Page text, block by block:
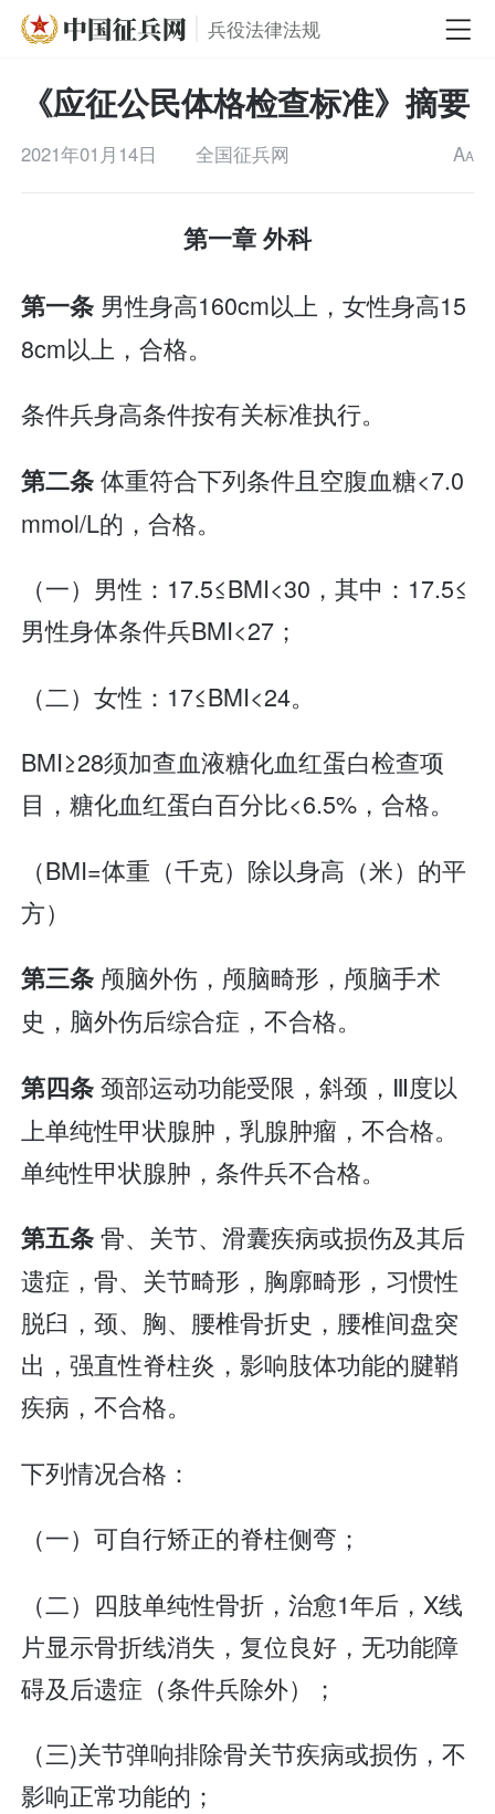
兵役法律法规
《应征公民体格检查标准》摘要
2021年01月14日 全国征兵网 AA
第一章 外科
第一条 男性身高160cm以上，女性身高15
8cm以上，合格。
条件兵身高条件按有关标准执行。
第二条体重符合下列条件且空腹血糖<7.0
mmol/L的，合格。
（一）男性：17.5≤BMI<30，其中：17.5≤
男性身体条件兵BMI<27；
（二）女性：17≤BMI<24。
BMI≥28须加查血液糖化血红蛋白检查项
目，糖化血红蛋白百分比<6.5%，合格。
（BMI=体重（千克）除以身高（米）的平
方）
第三条 颅脑外伤，颅脑畸形，颅脑手术
史，脑外伤后综合症，不合格。
第四条颈部运动功能受限，斜颈，Ⅲ度以
上单纯性甲状腺肿，乳腺肿瘤，不合格。
单纯性甲状腺肿，条件兵不合格。
第五条骨、关节、滑囊疾病或损伤及其后
遗症，骨、关节畸形，胸廓畸形，习惯性
脱臼，颈、胸、腰椎骨折史，腰椎间盘突
出，强直性脊柱炎，影响肢体功能的腱鞘
疾病，不合格。
下列情况合格：
（一）可自行矫正的脊柱侧弯；
（二）四肢单纯性骨折，治愈1年后，X线
片显示骨折线消失，复位良好，无功能障
碍及后遗症（条件兵除外）；
（三)关节弹响排除骨关节疾病或损伤，不
影响正常功能的；